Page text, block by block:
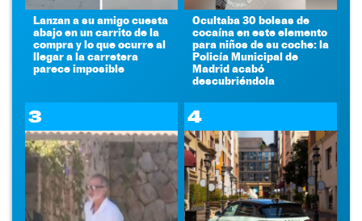
Lanzan a su amigo cuesta
abajo en un carrito de la
compra y lo que ocurre al
llegar a la carretera
parece imposible
Ocultaba 30 bolsas de
cocaína en este elemento
para niños de su coche: la
Policía Municipal de
Madrid acabó
descubriéndola
3 4